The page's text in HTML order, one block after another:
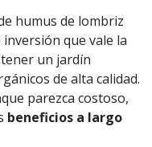
humus de lombriz
que vale la
un jardín
de alta calidad.
parezca costoso,
beneficios a largo